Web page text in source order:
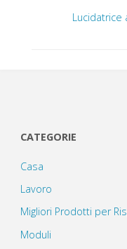
Lucidatrice
CATEGORIE
Casa
Lavoro
Migliori Prodotti per
Moduli